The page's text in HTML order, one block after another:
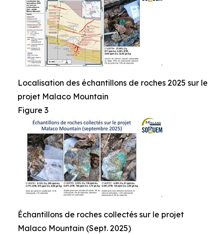
Localisation des échantillons de roches 2025 sur le
projet Malaco Mountain
Figure 3
Échantillons de roches collectés sur le projet
Malaco Mountain (Sept. 2025)